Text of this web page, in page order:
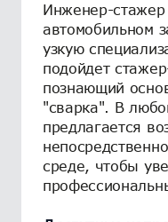
Инженер-стажер
автомобильном
узкую
подойдет
познающий
"сварка". В
предлагается
среде, чтобы